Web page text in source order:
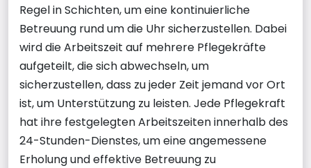
Regel in Schichten, um eine kontinuierliche
Betreuung rund um die Uhr sicherzustellen. Dabei
wird die Arbeitszeit auf mehrere Pflegekräfte
aufgeteilt, die sich abwechseln, um
sicherzustellen, dass zu jeder Zeit jemand vor Ort
ist, um Unterstützung zu leisten. Jede Pflegekraft
hat ihre festgelegten Arbeitszeiten innerhalb des
24-Stunden-Dienstes, um eine angemessene
Erholung und effektive Betreuung zu